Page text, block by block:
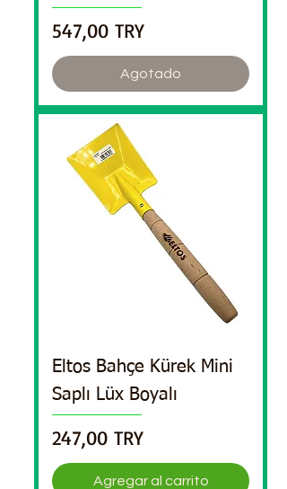
Precio
547,00 TRY
Agotado
Eltos Bahçe Kürek Mini
Saplı Lüx Boyalı
Precio
247,00 TRY
Agregar al carrito